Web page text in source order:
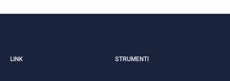
LINK STRUMENTI